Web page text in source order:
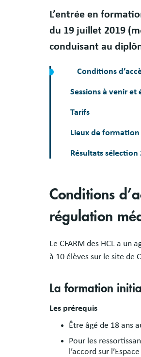
Résumé
L’entrée en
du 19 juillet 2019
conduisant au
Conditions
Sessions à venir et
Tarifs
Lieux de formation
Résultats sélection
Conditions
régulation
Le CFARM des HCL a
à 10 élèves sur le site de
La formation
Les prérequis
Être âgé de 18 ans
Pour les
l’accord sur